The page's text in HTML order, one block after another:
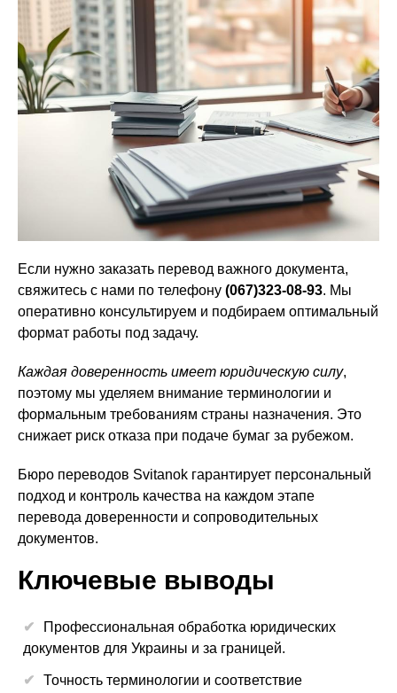
Если нужно заказать перевод важного документа,
свяжитесь с нами по телефону (067)323-08-93. Мы
оперативно консультируем и подбираем оптимальный
формат работы под задачу.
Каждая доверенность имеет юридическую силу,
поэтому мы уделяем внимание терминологии и
формальным требованиям страны назначения. Это
снижает риск отказа при подаче бумаг за рубежом.
Бюро переводов Svitanok гарантирует персональный
подход и контроль качества на каждом этапе
перевода доверенности и сопроводительных
документов.
Ключевые выводы
Профессиональная обработка юридических
документов для Украины и за границей.
Точность терминологии и соответствие